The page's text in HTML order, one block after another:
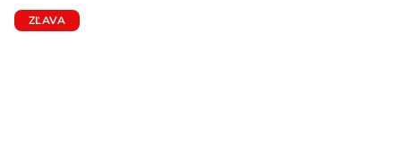
ZĽAVA